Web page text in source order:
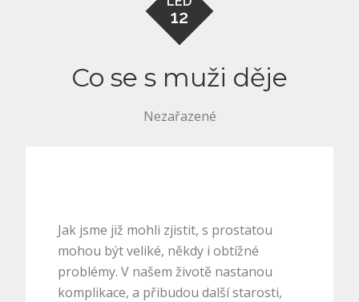
12
Co se s muži děje
Nezařazené
Jak jsme již mohli zjistit, s prostatou
mohou být veliké, někdy i obtížné
problémy. V našem životě nastanou
komplikace, a přibudou další starosti,